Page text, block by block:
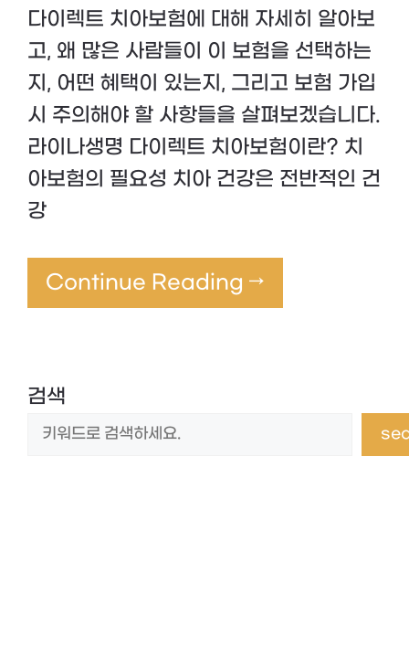
다이렉트 치아보험에 대해 자세히 알아보
고, 왜 많은 사람들이 이 보험을 선택하는
지, 어떤 혜택이 있는지, 그리고 보험 가입
시 주의해야 할 사항들을 살펴보겠습니다.
라이나생명 다이렉트 치아보험이란? 치
아보험의 필요성 치아 건강은 전반적인 건
강
Continue Reading →
검색